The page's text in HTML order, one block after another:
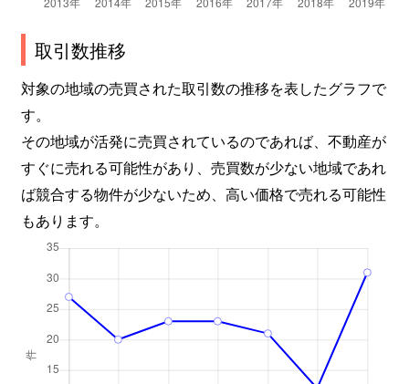
取引数推移
対象の地域の売買された取引数の推移を表したグラフで
す。
その地域が活発に売買されているのであれば、不動産が
すぐに売れる可能性があり、売買数が少ない地域であれ
ば競合する物件が少ないため、高い価格で売れる可能性
もあります。